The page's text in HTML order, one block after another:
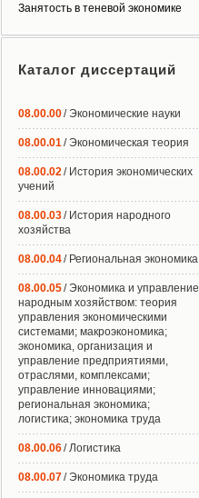
Занятость в теневой экономике
Каталог диссертаций
08.00.00/ Экономические науки
08.00.01/ Экономическая теория
08.00.02/ История экономических
учений
08.00.03/ История народного
хозяйства
08.00.04/ Региональная экономика
08.00.05/ Экономика и управление
народным хозяйством: теория
управления экономическими
системами; макроэкономика;
экономика, организация и
управление предприятиями,
отраслями, комплексами;
управление инновациями;
региональная экономика;
логистика; экономика труда
08.00.06/ Логистика
08.00.07/ Экономика труда